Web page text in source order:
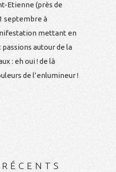
Etienne (près de
septembre à
mettant en
autour de la
: eh oui ! de là
de l’enlumineur !